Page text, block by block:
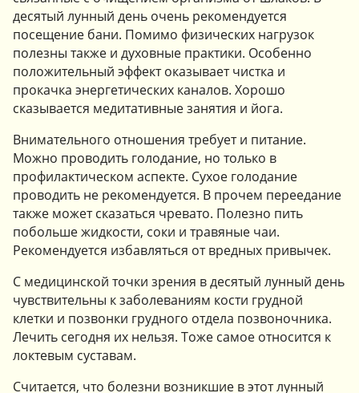
десятый лунный день очень рекомендуется
посещение бани. Помимо физических нагрузок
полезны также и духовные практики. Особенно
положительный эффект оказывает чистка и
прокачка энергетических каналов. Хорошо
сказывается медитативные занятия и йога.
Внимательного отношения требует и питание.
Можно проводить голодание, но только в
профилактическом аспекте. Сухое голодание
проводить не рекомендуется. В прочем переедание
также может сказаться чревато. Полезно пить
побольше жидкости, соки и травяные чаи.
Рекомендуется избавляться от вредных привычек.
С медицинской точки зрения в десятый лунный день
чувствительны к заболеваниям кости грудной
клетки и позвонки грудного отдела позвоночника.
Лечить сегодня их нельзя. Тоже самое относится к
локтевым суставам.
Считается, что болезни возникшие в этот лунный